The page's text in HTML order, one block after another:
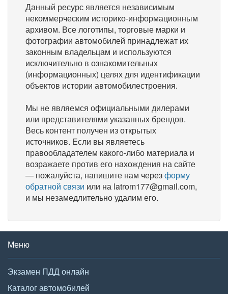
Данный ресурс является независимым
некоммерческим историко-информационным
архивом. Все логотипы, торговые марки и
фотографии автомобилей принадлежат их
законным владельцам и используются
исключительно в ознакомительных
(информационных) целях для идентификации
объектов истории автомобилестроения.
Мы не являемся официальными дилерами
или представителями указанных брендов.
Весь контент получен из открытых
источников. Если вы являетесь
правообладателем какого-либо материала и
возражаете против его нахождения на сайте
— пожалуйста, напишите нам черезформу
обратной связи или на latrom177@gmail.com,
и мы незамедлительно удалим его.
Меню
Экзамен ПДД онлайн
Каталог автомобилей